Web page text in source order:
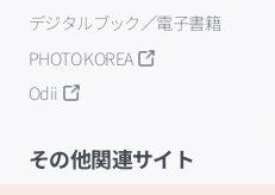
デジタルブック／電子書籍
PHOTO KOREA
Odii
その他関連サイト